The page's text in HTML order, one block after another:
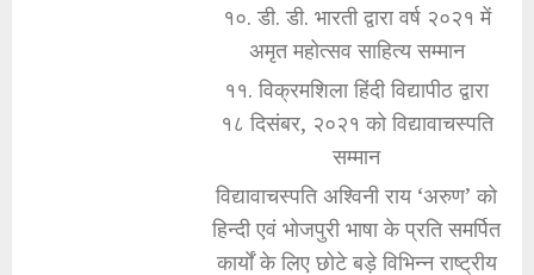
१०. डी. डी. भारती द्वारा वर्ष २०२१ में
अमृत महोत्सव साहित्य सम्मान
११. विक्रमशिला हिंदी विद्यापीठ द्वारा
१८ दिसंबर, २०२१ को विद्यावाचस्पति
सम्मान
विद्यावाचस्पति अश्विनी राय ‘अरुण’ को
हिन्दी एवं भोजपुरी भाषा के प्रति समर्पित
कार्यों के लिए छोटे बड़े विभिन्न राष्ट्रीय